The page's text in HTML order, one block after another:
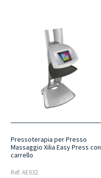
Pressoterapia per Presso
Massaggio Xilia Easy Press con
carrello
Ref: AE032